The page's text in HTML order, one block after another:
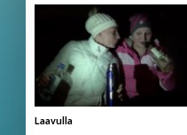
Laavulla